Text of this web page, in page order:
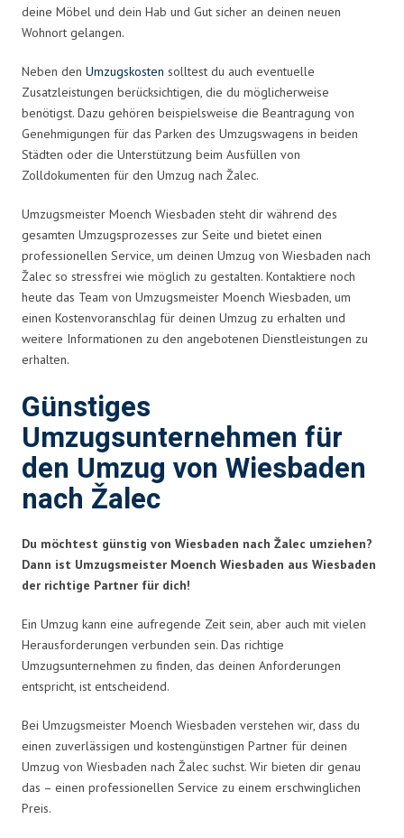
deine Möbel und dein Hab und Gut sicher an deinen neuen
Wohnort gelangen.
Neben den Umzugskosten solltest du auch eventuelle
Zusatzleistungen berücksichtigen, die du möglicherweise
benötigst. Dazu gehören beispielsweise die Beantragung von
Genehmigungen für das Parken des Umzugswagens in beiden
Städten oder die Unterstützung beim Ausfüllen von
Zolldokumenten für den Umzug nach Žalec.
Umzugsmeister Moench Wiesbaden steht dir während des
gesamten Umzugsprozesses zur Seite und bietet einen
professionellen Service, um deinen Umzug von Wiesbaden nach
Žalec so stressfrei wie möglich zu gestalten. Kontaktiere noch
heute das Team von Umzugsmeister Moench Wiesbaden, um
einen Kostenvoranschlag für deinen Umzug zu erhalten und
weitere Informationen zu den angebotenen Dienstleistungen zu
erhalten.
Günstiges
Umzugsunternehmen für
den Umzug von Wiesbaden
nach Žalec
Du möchtest günstig von Wiesbaden nach Žalec umziehen?
Dann ist Umzugsmeister Moench Wiesbaden aus Wiesbaden
der richtige Partner für dich!
Ein Umzug kann eine aufregende Zeit sein, aber auch mit vielen
Herausforderungen verbunden sein. Das richtige
Umzugsunternehmen zu finden, das deinen Anforderungen
entspricht, ist entscheidend.
Bei Umzugsmeister Moench Wiesbaden verstehen wir, dass du
einen zuverlässigen und kostengünstigen Partner für deinen
Umzug von Wiesbaden nach Žalec suchst. Wir bieten dir genau
das – einen professionellen Service zu einem erschwinglichen
Preis.